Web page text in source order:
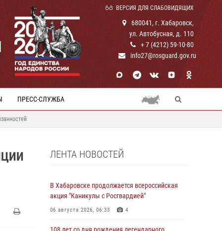
ВЕРСИЯ ДЛЯ СЛАБОВИДЯЩИХ
680041, г. Хабаровск,
ул. Автобусная, д. 110
+ 7 (4212) 59-10-80
info27@rosguard.gov.ru
ПРЕСС-СЛУЖБА
ЛЕНТА НОВОСТЕЙ
В Хабаровске продолжается всероссийская
акция "Каникулы с Росгвардией"
06 августа 2026, 06:33 4